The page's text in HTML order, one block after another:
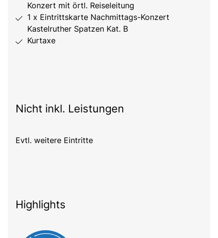
Konzert mit örtl. Reiseleitung
1 x Eintrittskarte Nachmittags-Konzert
Kastelruther Spatzen Kat. B
Kurtaxe
Nicht inkl. Leistungen
Evtl. weitere Eintritte
Highlights